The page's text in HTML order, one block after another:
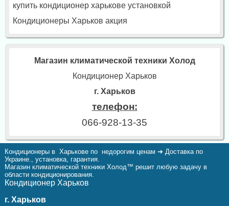
купить кондиционер харькове установкой
Кондиционеры Харьков акция
Магазин климатической техники Холод
Кондиционер Харьков
г. Харьков
телефон:
066-928-13-35
Кондиционеры в Харькове по недорогим ценам ➔ Доставка по
Украине., установка, гарантия.
Магазин климатической техники Холод™ решит любую задачу в
области кондиционирования.
Кондиционер Харьков
г. Харьков